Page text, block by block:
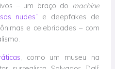
– um braço do machine
nudes” e deepfakes de
e celebridades – com
, como um museu na